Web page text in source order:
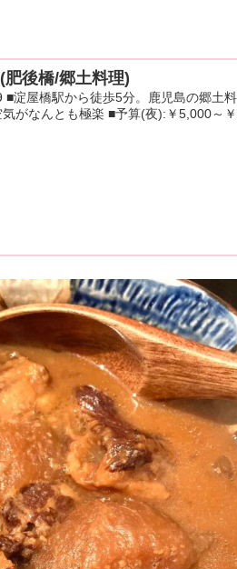
肥後橋/郷土料理)
橋駅から徒歩5分。鹿児島の郷土料
がなんとも極楽 ■予算(夜):￥5,000～